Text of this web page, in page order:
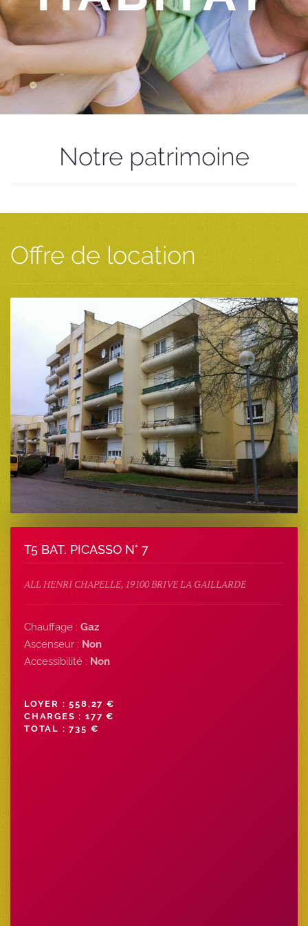
Notre patrimoine
Offre de location
T5 BAT. PICASSO N° 7
ALL HENRI CHAPELLE, 19100 BRIVE LA GAILLARDE
Chauffage : Gaz
Ascenseur : Non
Accessibilité : Non
LOYER : 558,27 €
CHARGES : 177 €
TOTAL : 735 €